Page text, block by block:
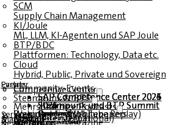
SCM
Supply Chain Management
KI/Joule
ML, LLM, KI-Agenten und SAP Joule
BTP/BDC
Plattformen: Technology, Data etc.
Cloud
Hybrid, Public, Private und Sovereign
Partner
EventsCommunity-Events
Competence Center
SAP Competence Center 2026
SAP Competence Center 2025
SAP Competence Center 2024
SAP Competence Center 2023
Steampunk & BTP
Steampunk und BTP Summit 2026
Steampunk und BTP Summit 2025
Steampunk und BTP Summit 2024
Mehrsprachige Podcasts
Deutsch
Englisch
Spanisch
Französisch
Roundtables (YouTube Replay)
Webinare und Whitepapers
Service
Formulare
Kontakt
Mediadaten DACH
Media Kit (International)
Magazin
hier abonnieren
für Abonnenten
kostenfreie Magazine
Newsletter